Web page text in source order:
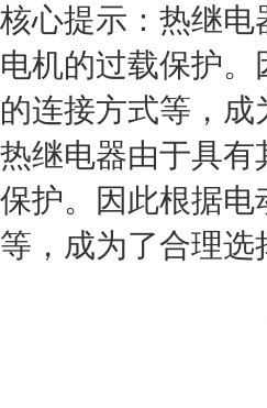
核心提示：热继
电机的过载保护
的连接方式等，
热继电器由于具
保护。因此根据
等，成为了合理